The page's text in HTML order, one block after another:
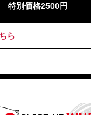
別価格2500円
ら